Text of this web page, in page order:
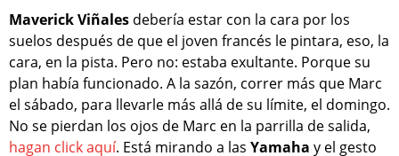
Maverick Viñales debería estar con la cara por los
suelos después de que el joven francés le pintara, eso, la
cara, en la pista. Pero no: estaba exultante. Porque su
plan había funcionado. A la sazón, correr más que Marc
el sábado, para llevarle más allá de su límite, el domingo.
No se pierdan los ojos de Marc en la parrilla de salida,
hagan click aquí. Está mirando a las Yamaha y el gesto